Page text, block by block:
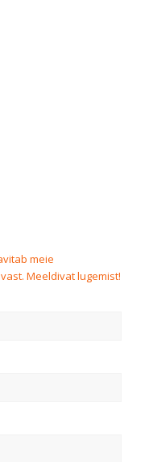
meie
Meeldivat lugemist!